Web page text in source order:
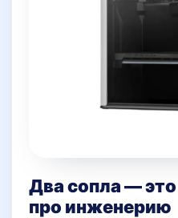
Два сопла — это
про инженерию